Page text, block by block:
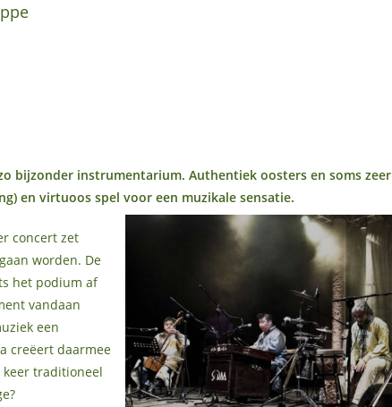
bijzonder instrumentarium. Authentiek oosters en soms
en virtuoos spel voor een muzikale sensatie.
concert zet
worden. De
het podium af
vandaan
een
creëert daarmee
keer traditioneel